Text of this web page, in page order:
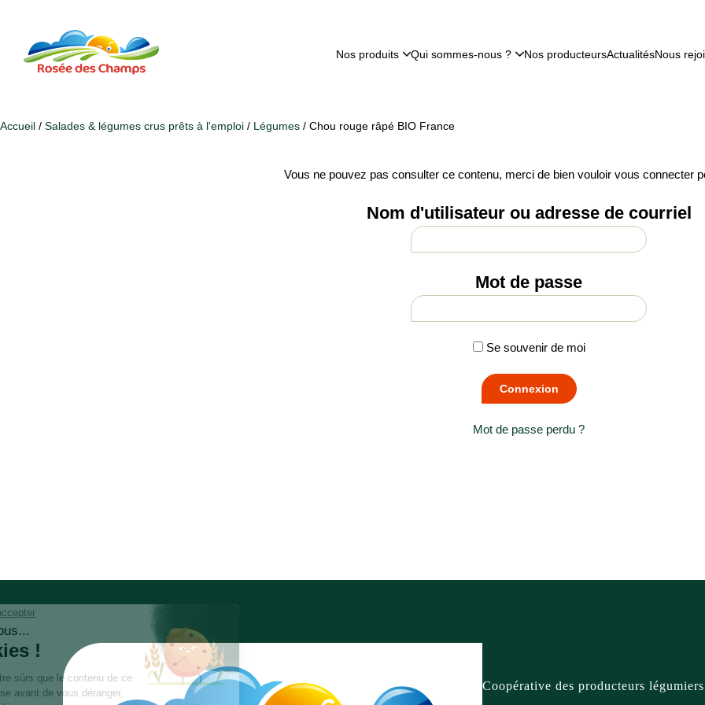
Nos produits Qui sommes-nous ? Nos producteursActualitésNous
Accueil / Salades & légumes crus prêts à l'emploi / Légumes / Chou rouge râpé BIO France
Vous ne pouvez pas consulter ce contenu, merci de bien vouloir vous connecter
Nom d'utilisateur ou adresse de courriel
Mot de passe
Se souvenir de moi
Mot de passe perdu ?
Coopérative des producteurs légumiers